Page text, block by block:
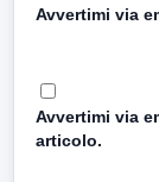
Avvertimi via
Avvertimi via
articolo.